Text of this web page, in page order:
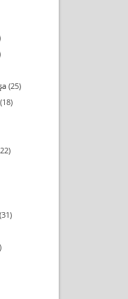
(25)
(31)